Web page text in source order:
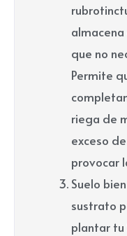
almacena
que no
Permite
riega de
exceso
provocar
Suelo
sustrato
plantar tu